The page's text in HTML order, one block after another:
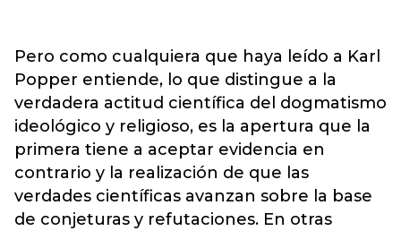
Pero como cualquiera que haya leído a Karl
Popper entiende, lo que distingue a la
verdadera actitud científica del dogmatismo
ideológico y religioso, es la apertura que la
primera tiene a aceptar evidencia en
contrario y la realización de que las
verdades científicas avanzan sobre la base
de conjeturas y refutaciones. En otras